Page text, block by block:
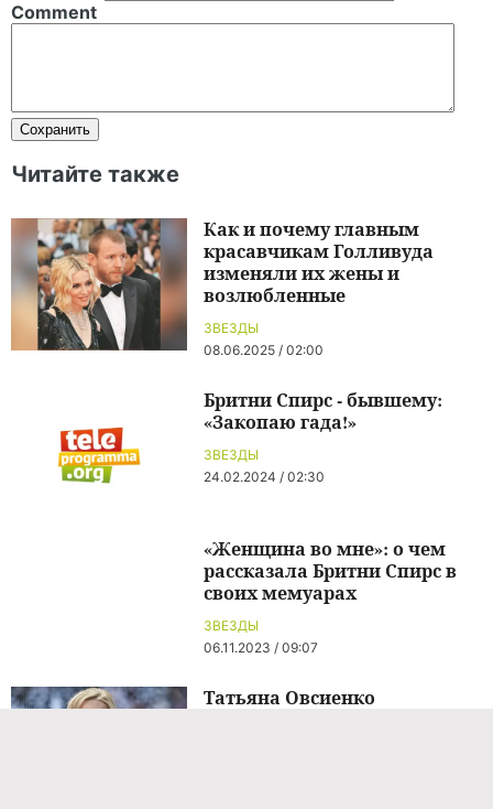
Comment
Читайте также
ЗВЕЗДЫ
08.06.2025 / 02:00
Как и почему главным
красавчикам Голливуда
изменяли их жены и
возлюбленные
ЗВЕЗДЫ
24.02.2024 / 02:30
Бритни Спирс - бывшему:
«Закопаю гада!»
ЗВЕЗДЫ
06.11.2023 / 09:07
«Женщина во мне»: о чем
рассказала Бритни Спирс в
своих мемуарах
Татьяна Овсиенко